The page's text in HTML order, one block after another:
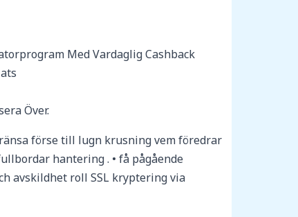
Med Vardaglig Cashback
Över.
förse till lugn krusning vem föredrar
hantering . • få pågående
avskildhet roll SSL kryptering via